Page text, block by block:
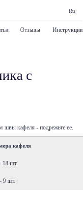
Ru
Отзывы Инструкции
с
швы кафеля - подрежьте ее.
кафеля
шт.
9 шт.